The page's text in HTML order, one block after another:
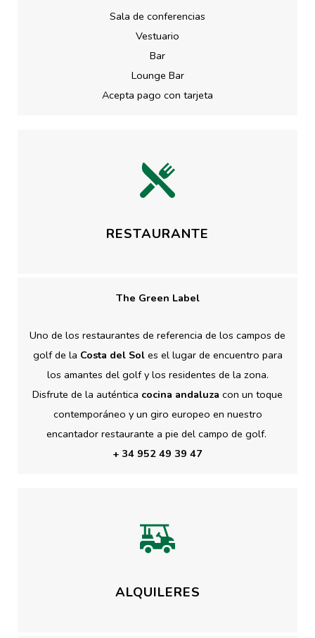
Sala de conferencias
Vestuario
Bar
Lounge Bar
Acepta pago con tarjeta
RESTAURANTE
The Green Label
Uno de los restaurantes de referencia de los campos de
golf de la Costa del Sol es el lugar de encuentro para
los amantes del golf y los residentes de la zona.
Disfrute de la auténtica cocina andaluza con un toque
contemporáneo y un giro europeo en nuestro
encantador restaurante a pie del campo de golf.
+ 34 952 49 39 47
ALQUILERES